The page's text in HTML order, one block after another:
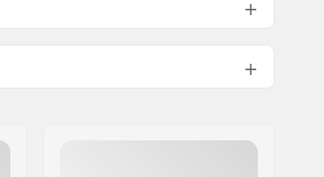
14cm (5.5")